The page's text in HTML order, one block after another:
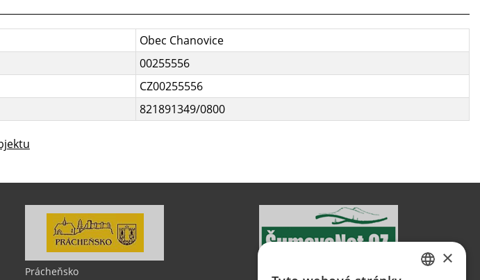
Obec Chanovice
00255556
CZ00255556
821891349/0800
Prácheňsko
×